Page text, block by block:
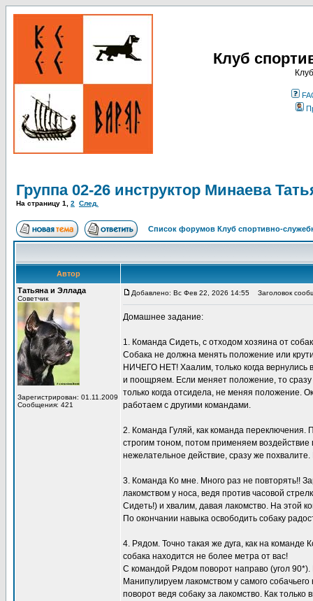
Клуб
Группа 02-26 инструктор Минаева
На страницу 1 2 След.
Список форумов Клуб спортивно-
Автор
Татьяна и Эллада
Советчик
Зарегистрирован: 01.11.2009
Сообщения: 421
Добавлено: Вс Фев 22, 2026 14:55 Заголовок
Домашнее задание:
1. Команда Сидеть, с отходом хозяина от
Собака не должна менять положение или
НИЧЕГО НЕТ! Хаалим, только когда вернулись
и поощряем. Если меняет положение, то
только когда отсидела, не меняя положение.
работаем с другими командами.
2. Команда Гуляй, как команда
строгим тоном, потом применяем воздействие
нежелательное действие, сразу же
3. Команда Ко мне. Много раз не повторять!!
лакомством у носа, ведя против часовой
Сидеть!) и хвалим, давая лакомство. На этой
По окончании навыка освободить собаку
4. Рядом. Точно такая же дуга, как на команде
собака находится не более метра от вас!
С командой Рядом поворот направо (угол 90*).
Манипулируем лакомством у самого
поворот ведя собаку за лакомство. Как